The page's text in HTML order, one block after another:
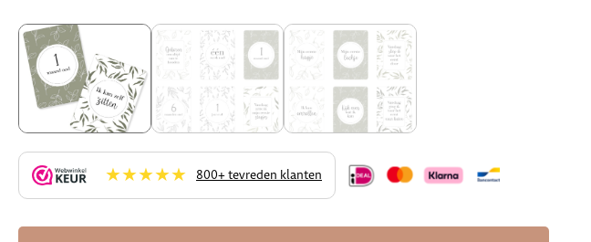
★★★★★ 800+ tevreden klanten